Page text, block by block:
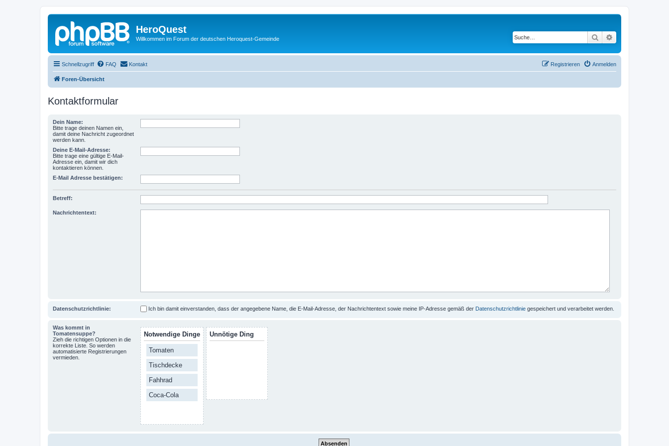
HeroQuest
Willkommen im Forum der deutschen Heroquest-Gemeinde Suche
Schnellzugriff FAQ Kontakt Anmelden
Registrieren
Foren-Übersicht
Kontaktformular
Dein Name:
Bitte trage deinen Namen ein,
damit deine Nachricht zugeordnet
werden kann.
Deine E-Mail-Adresse:
Bitte trage eine gültige E-Mail-
Adresse ein, damit wir dich
kontaktieren können.
E-Mail Adresse bestätigen:
Betreff:
Nachrichtentext:
Datenschutzrichtlinie: Ich bin damit einverstanden, dass der angegebene Name, die E-Mail-Adresse, der Nachrichtentext sowie meine IP-Adresse gemäß der Datenschutzrichtlinie gespeichert und verarbeitet werden.
Was kommt in
Tomatensuppe?
Zieh die richtigen Optionen in die
korrekte Liste. So werden
automatisierte Registrierungen
vermieden.
Notwendige Dinge
Tomaten
Tischdecke
Fahhrad
Coca-Cola
Unnötige Ding